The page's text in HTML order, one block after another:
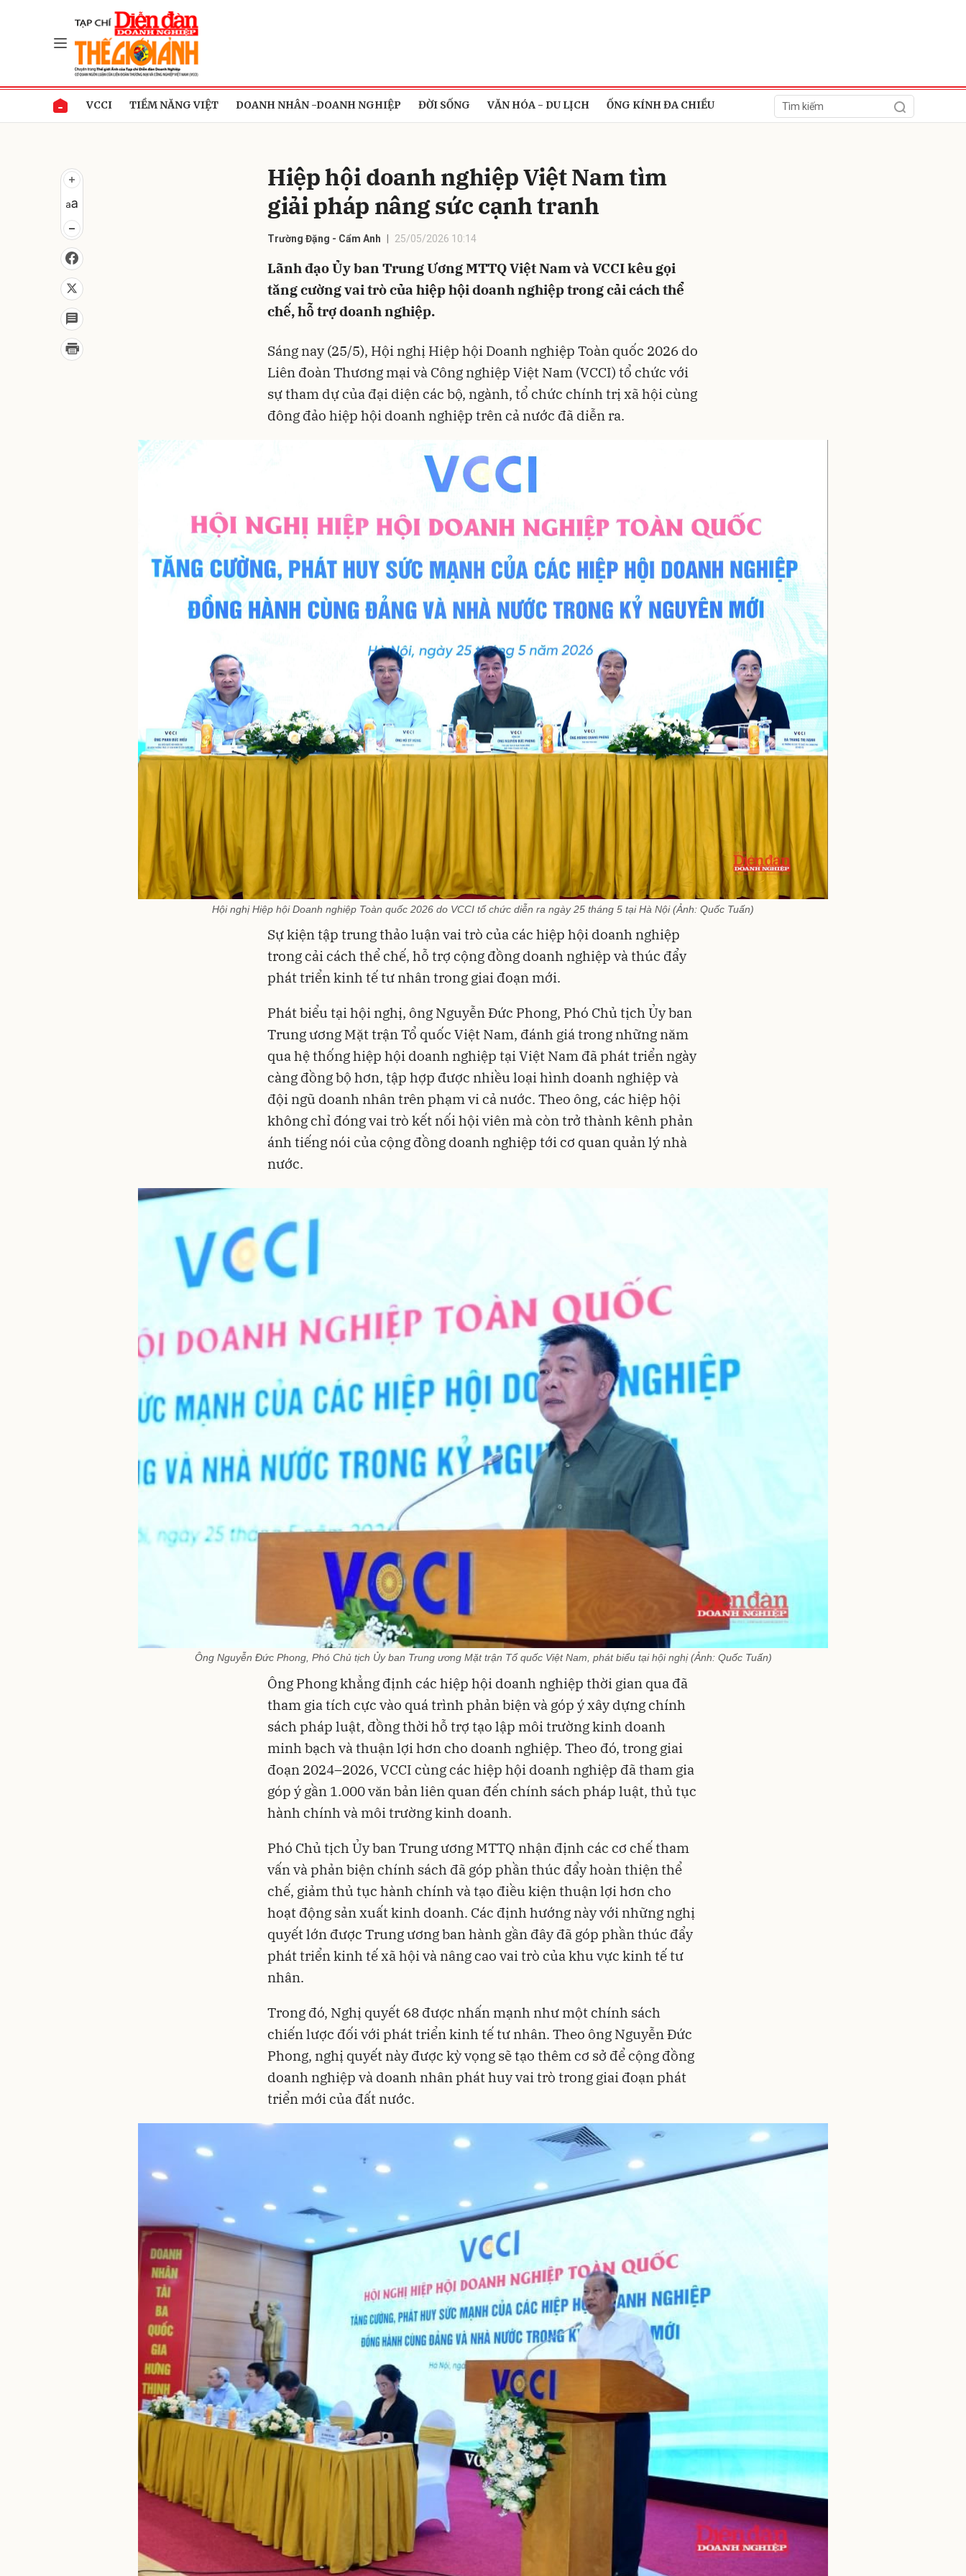
VCCI TIỀM NĂNG VIỆT DOANH NHÂN -DOANH NGHIỆP ĐỜI SỐNG VĂN HÓA - DU LỊCH ỐNG KÍNH ĐA CHIỀU
Hiệp hội doanh nghiệp Việt Nam tìm
giải pháp nâng sức cạnh tranh
Trường Đặng - Cẩm Anh 25/05/2026 10:14
Lãnh đạo Ủy ban Trung Ương MTTQ Việt Nam và VCCI kêu gọi
tăng cường vai trò của hiệp hội doanh nghiệp trong cải cách thể
chế, hỗ trợ doanh nghiệp.
Sáng nay (25/5), Hội nghị Hiệp hội Doanh nghiệp Toàn quốc 2026 do
Liên đoàn Thương mại và Công nghiệp Việt Nam (VCCI) tổ chức với
sự tham dự của đại diện các bộ, ngành, tổ chức chính trị xã hội cùng
đông đảo hiệp hội doanh nghiệp trên cả nước đã diễn ra.
Hội nghị Hiệp hội Doanh nghiệp Toàn quốc 2026 do VCCI tổ chức diễn ra ngày 25 tháng 5 tại Hà Nội (Ảnh: Quốc Tuấn)
Sự kiện tập trung thảo luận vai trò của các hiệp hội doanh nghiệp
trong cải cách thể chế, hỗ trợ cộng đồng doanh nghiệp và thúc đẩy
phát triển kinh tế tư nhân trong giai đoạn mới.
Phát biểu tại hội nghị, ông Nguyễn Đức Phong, Phó Chủ tịch Ủy ban
Trung ương Mặt trận Tổ quốc Việt Nam, đánh giá trong những năm
qua hệ thống hiệp hội doanh nghiệp tại Việt Nam đã phát triển ngày
càng đồng bộ hơn, tập hợp được nhiều loại hình doanh nghiệp và
đội ngũ doanh nhân trên phạm vi cả nước. Theo ông, các hiệp hội
không chỉ đóng vai trò kết nối hội viên mà còn trở thành kênh phản
ánh tiếng nói của cộng đồng doanh nghiệp tới cơ quan quản lý nhà
nước.
Ông Nguyễn Đức Phong, Phó Chủ tịch Ủy ban Trung ương Mặt trận Tổ quốc Việt Nam, phát biểu tại hội nghị (Ảnh: Quốc Tuấn)
Ông Phong khẳng định các hiệp hội doanh nghiệp thời gian qua đã
tham gia tích cực vào quá trình phản biện và góp ý xây dựng chính
sách pháp luật, đồng thời hỗ trợ tạo lập môi trường kinh doanh
minh bạch và thuận lợi hơn cho doanh nghiệp. Theo đó, trong giai
đoạn 2024–2026, VCCI cùng các hiệp hội doanh nghiệp đã tham gia
góp ý gần 1.000 văn bản liên quan đến chính sách pháp luật, thủ tục
hành chính và môi trường kinh doanh.
Phó Chủ tịch Ủy ban Trung ương MTTQ nhận định các cơ chế tham
vấn và phản biện chính sách đã góp phần thúc đẩy hoàn thiện thể
chế, giảm thủ tục hành chính và tạo điều kiện thuận lợi hơn cho
hoạt động sản xuất kinh doanh. Các định hướng này với những nghị
quyết lớn được Trung ương ban hành gần đây đã góp phần thúc đẩy
phát triển kinh tế xã hội và nâng cao vai trò của khu vực kinh tế tư
nhân.
Trong đó, Nghị quyết 68 được nhấn mạnh như một chính sách
chiến lược đối với phát triển kinh tế tư nhân. Theo ông Nguyễn Đức
Phong, nghị quyết này được kỳ vọng sẽ tạo thêm cơ sở để cộng đồng
doanh nghiệp và doanh nhân phát huy vai trò trong giai đoạn phát
triển mới của đất nước.